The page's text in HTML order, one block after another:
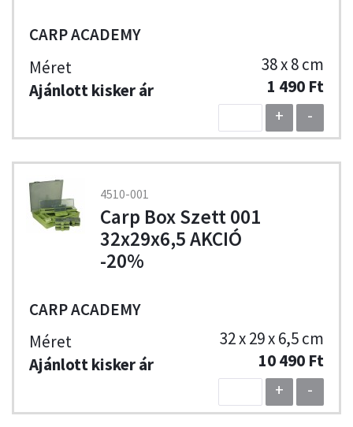
CARP ACADEMY
38 x 8 cm
1 490 Ft
+
-
4510-001
Carp Box Szett 001
32x29x6,5 AKCIÓ
-20%
CARP ACADEMY
32 x 29 x 6,5 cm
10 490 Ft
+
-